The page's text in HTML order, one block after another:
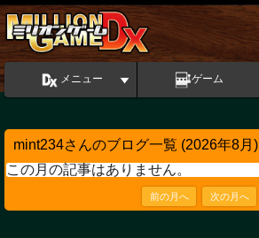
メニュー ゲーム
mint234さんのブログ一覧 (2026年8月)
この月の記事はありません。
前の月へ 次の月へ